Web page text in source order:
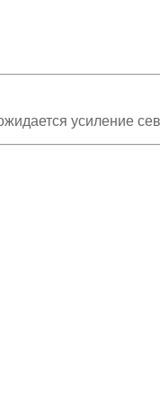
усиление